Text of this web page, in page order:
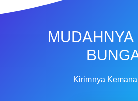
MUDAHNYA
Kirimnya